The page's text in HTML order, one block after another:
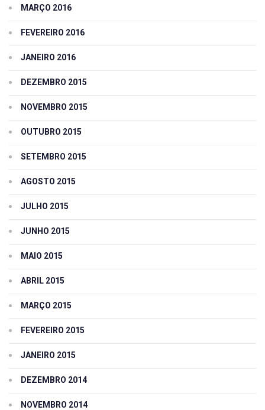
MARÇO 2016
FEVEREIRO 2016
JANEIRO 2016
DEZEMBRO 2015
NOVEMBRO 2015
OUTUBRO 2015
SETEMBRO 2015
AGOSTO 2015
JULHO 2015
JUNHO 2015
MAIO 2015
ABRIL 2015
MARÇO 2015
FEVEREIRO 2015
JANEIRO 2015
DEZEMBRO 2014
NOVEMBRO 2014